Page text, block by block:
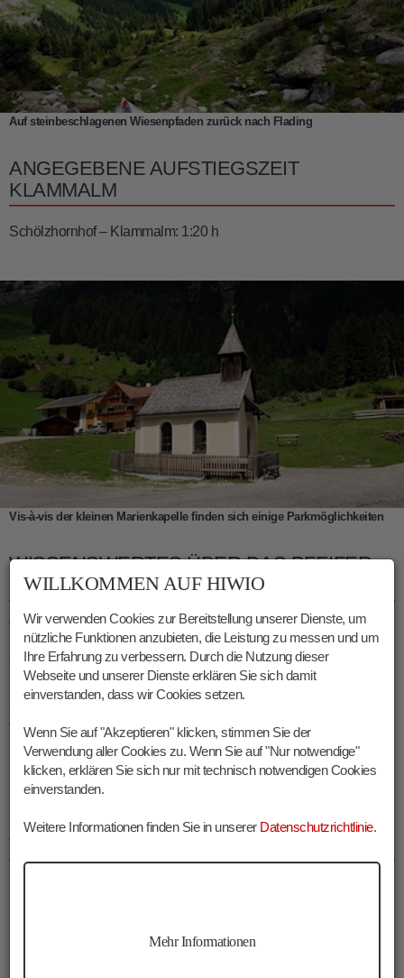
Auf steinbeschlagenen Wiesenpfaden zurück nach Flading
ANGEGEBENE AUFSTIEGSZEIT
KLAMMALM
Schölzhornhof – Klammalm: 1:20 h
Vis-à-vis der kleinen Marienkapelle finden sich einige Parkmöglichkeiten
WISSENSWERTES ÜBER DAS PFEIFER
HUISELE
Wie die meisten Sagen birgt auch jene des Pfeifer Huiseles
einenwahren Kern: Nachdem er wegen nicht näher benannter
Vergehen derHexereibezichtigt worden war, wurde der etwa
60-jährige
Mathäus Hägele im November des Jahres
enthauptet und anschließend
vermeintlichen Untaten wurden dem „Hexenmeister“
postum angedichtet. Die Wanderung führt übrigens gleich zu
Beginn an denRuinen seines Geburtshausesvorbei.
INFOS KLAMMALM RATSCHINGS
WANDERUNG
WILLKOMMEN AUF HIWIO
Wir verwenden Cookies zur Bereitstellung unserer Dienste, um
nützliche Funktionen anzubieten, die Leistung zu messen und um
Ihre Erfahrung zu verbessern. Durch die Nutzung dieser
Webseite und unserer Dienste erklären Sie sich damit
einverstanden, dass wir Cookies setzen.
Wenn Sie auf "Akzeptieren" klicken, stimmen Sie der
Verwendung aller Cookies zu. Wenn Sie auf "Nur notwendige"
klicken, erklären Sie sich nur mit technisch notwendigen Cookies
einverstanden.
Weitere Informationen finden Sie in unserer Datenschutzrichtlinie.
Mehr Informationen